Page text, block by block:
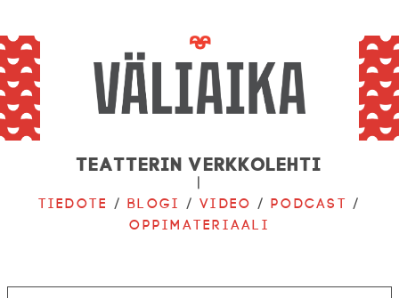
Teatterin verkkolehti
|
Tiedote /Blogi /Video /Podcast /
Oppimateriaali